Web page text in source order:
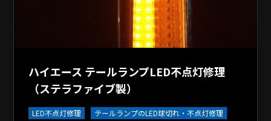
ハイエース テールランプLED不点灯修理
（ステラファイブ製）
LED不点灯修理 テールランプのLED球切れ・不点灯修理